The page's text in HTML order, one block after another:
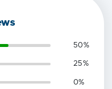
50%
25 %
0%